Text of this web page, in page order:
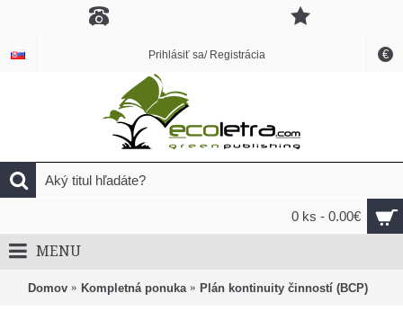
€
Prihlásiť sa/ Registrácia
0 ks - 0.00€
MENU
Domov Kompletná ponuka Plán kontinuity činností (BCP)